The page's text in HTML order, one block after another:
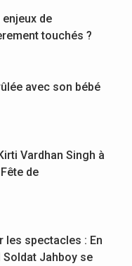
de
touchés ?
avec son bébé
Vardhan Singh à
de
les spectacles : En
Soldat Jahboy se